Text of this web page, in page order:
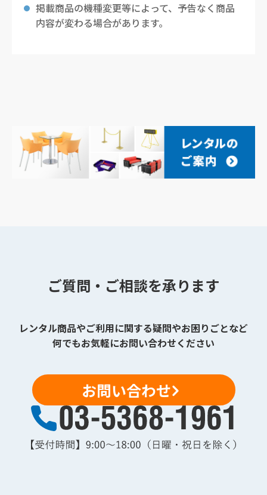
掲載商品の機種変更等によって、予告なく商品
内容が変わる場合があります。
ご質問・ご相談を承ります
レンタル商品やご利用に関する疑問やお困りごとなど
何でもお気軽にお問い合わせください
お問い合わせ